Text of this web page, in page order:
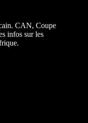
CAN, Coupe
infos sur les